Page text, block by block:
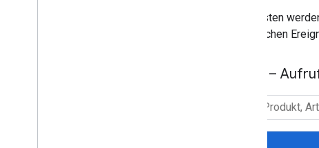
Die Kosten
monatlichen
Maps –